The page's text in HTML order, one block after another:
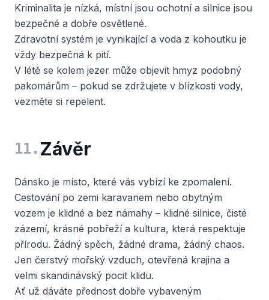
Kriminalita je nízká, místní jsou ochotní a silnice jsou
bezpečné a dobře osvětlené.
Zdravotní systém je vynikající a voda z kohoutku je
vždy bezpečná k pití.
V létě se kolem jezer může objevit hmyz podobný
pakomárům – pokud se zdržujete v blízkosti vody,
vezměte si repelent.
11. Závěr
Dánsko je místo, které vás vybízí ke zpomalení.
Cestování po zemi karavanem nebo obytným
vozem je klidné a bez námahy – klidné silnice, čisté
zázemí, krásné pobřeží a kultura, která respektuje
přírodu. Žádný spěch, žádné drama, žádný chaos.
Jen čerstvý mořský vzduch, otevřená krajina a
velmi skandinávský pocit klidu.
Ať už dáváte přednost dobře vybaveným